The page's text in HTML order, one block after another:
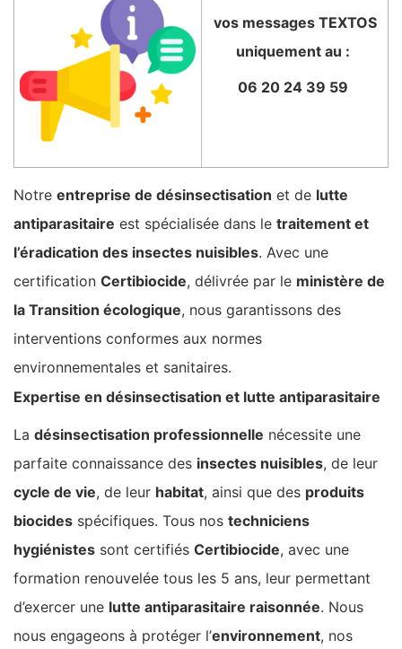
vos messages TEXTOS
uniquement au :
06 20 24 39 59
Notre entreprise de désinsectisation et de lutte
antiparasitaire est spécialisée dans le traitement et
l’éradication des insectes nuisibles. Avec une
certification Certibiocide, délivrée par le ministère de
la Transition écologique, nous garantissons des
interventions conformes aux normes
environnementales et sanitaires.
Expertise en désinsectisation et lutte antiparasitaire
La désinsectisation professionnelle nécessite une
parfaite connaissance des insectes nuisibles, de leur
cycle de vie, de leur habitat, ainsi que des produits
biocides spécifiques. Tous nos techniciens
hygiénistes sont certifiés Certibiocide, avec une
formation renouvelée tous les 5 ans, leur permettant
d’exercer une lutte antiparasitaire raisonnée. Nous
nous engageons à protéger l’environnement, nos